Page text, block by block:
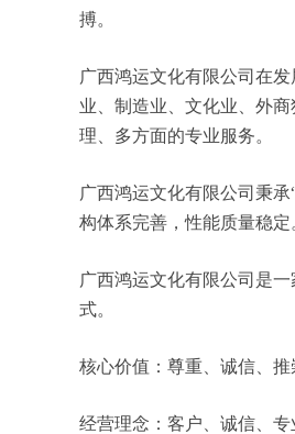
搏。
广西鸿运文化有限公司在
业、制造业、文化业、外
理、多方面的专业服务。
广西鸿运文化有限公司秉
构体系完善，性能质量稳定
广西鸿运文化有限公司是
式。
核心价值：尊重、诚信、
经营理念：客户、诚信、